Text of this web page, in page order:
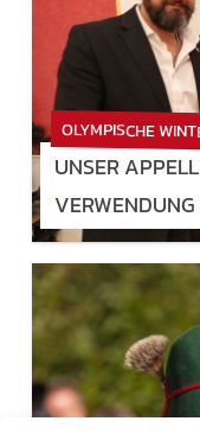
OLYMPISCHE
UNSER